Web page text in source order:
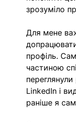
зрозуміло
Для мене
профіль.
частиною
LinkedIn і
раніше я